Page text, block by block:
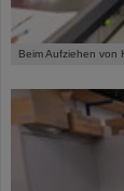
Beim Aufziehen von